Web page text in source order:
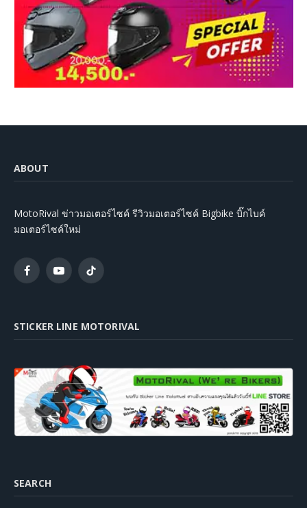
ABOUT
MotoRival ข่าวมอเตอร์ไซค์ รีวิวมอเตอร์ไซค์ Bigbike บิ๊กไบค์
มอเตอร์ไซค์ใหม่
FacebookYouTubeTikTok
STICKER LINE MOTORIVAL
SEARCH